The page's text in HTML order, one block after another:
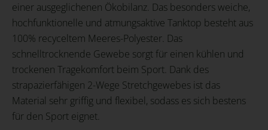
einer ausgeglichenen Ökobilanz. Das besonders weiche,
hochfunktionelle und atmungsaktive Tanktop besteht aus
100% recyceltem Meeres-Polyester. Das
schnelltrocknende Gewebe sorgt für einen kühlen und
trockenen Tragekomfort beim Sport. Dank des
strapazierfähigen 2-Wege Stretchgewebes ist das
Material sehr griffig und flexibel, sodass es sich bestens
für den Sport eignet.